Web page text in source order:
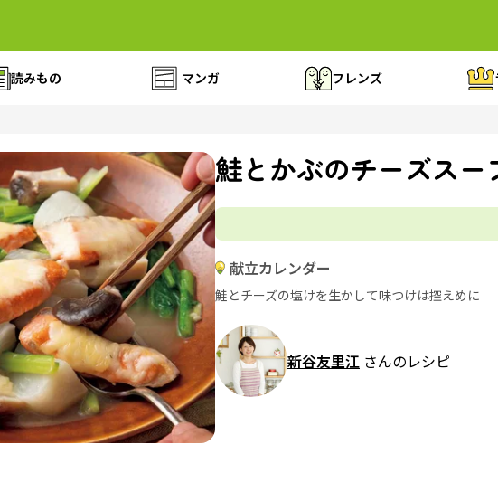
読みもの マンガ フレンズ
鮭とかぶのチーズスー
献立カレンダー
鮭とチーズの塩けを生かして味つけは控えめに
新谷友里江 さんのレシピ